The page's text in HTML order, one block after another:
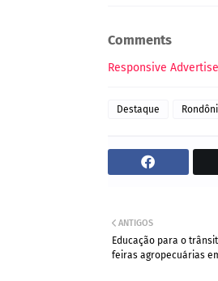
Comments
Responsive
Destaque
ANTIGOS
Educação para o
feiras agropecuárias